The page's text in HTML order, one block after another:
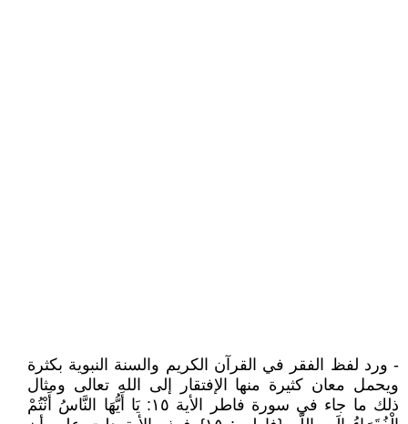
- ورد لفظ الفقر في القرآن الكريم والسنة النبوية بكثرة
ويحمل معان كثيرة منها الإفتقار إلى الله تعالى ومثال
ذلك ما جاء في سورة فاطر الأية ١٥: يَا أَيُّهَا النَّاسُ أَنْتُمْ